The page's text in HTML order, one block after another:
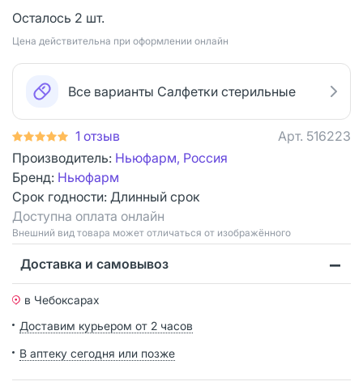
Осталось 2 шт.
Цена действительна при оформлении онлайн
Все варианты Салфетки стерильные
1 отзыв Арт. 516223
Производитель: Ньюфарм, Россия
Бренд: Ньюфарм
Срок годности: Длинный срок
Доступна оплата онлайн
Bнешний вид товара может отличаться от изображённого
Доставка и самовывоз
в Чебоксарах
Доставим курьером от 2 часов
В аптеку сегодня или позже